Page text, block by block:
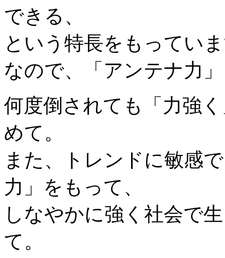
できる、
という特長をもってい
なので、「アンテナ力
何度倒されても「力強
めて。
また、トレンドに敏感
力」をもって、
しなやかに強く社会で
て。